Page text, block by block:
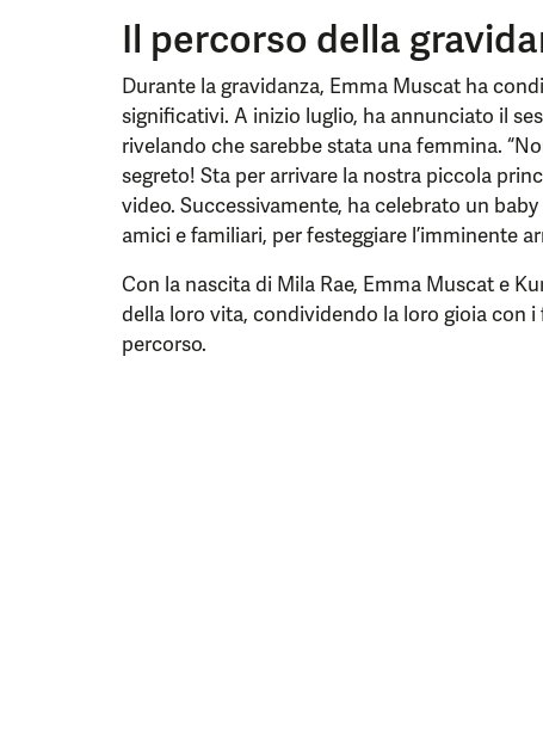
Il percorso della
Durante la gravidanza, Emma Muscat ha
significativi. A inizio luglio, ha annunciato il
rivelando che sarebbe stata una femmina.
segreto! Sta per arrivare la nostra piccola
video. Successivamente, ha celebrato un
amici e familiari, per festeggiare l’imminente
Con la nascita di Mila Rae, Emma Muscat e
della loro vita, condividendo la loro gioia con
percorso.